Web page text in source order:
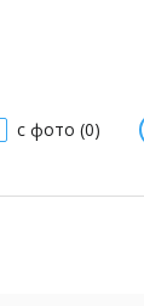
с фото (0)